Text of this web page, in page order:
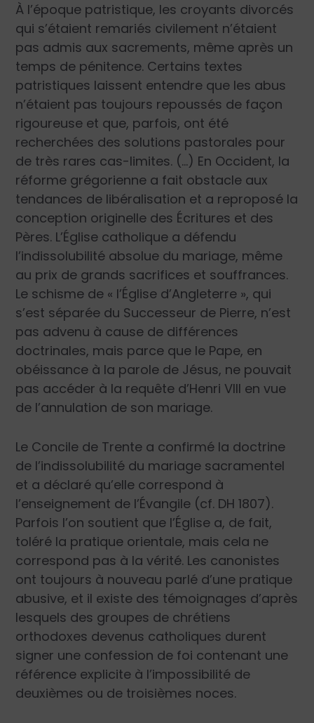
À l’époque patristique, les croyants divorcés
qui s’étaient remariés civilement n’étaient
pas admis aux sacrements, même après un
temps de pénitence. Certains textes
patristiques laissent entendre que les abus
n’étaient pas toujours repoussés de façon
rigoureuse et que, parfois, ont été
recherchées des solutions pastorales pour
de très rares cas-limites. (…) En Occident, la
réforme grégorienne a fait obstacle aux
tendances de libéralisation et a reproposé la
conception originelle des Écritures et des
Pères. L’Église catholique a défendu
l’indissolubilité absolue du mariage, même
au prix de grands sacrifices et souffrances.
Le schisme de « l’Église d’Angleterre », qui
s’est séparée du Successeur de Pierre, n’est
pas advenu à cause de différences
doctrinales, mais parce que le Pape, en
obéissance à la parole de Jésus, ne pouvait
pas accéder à la requête d’Henri VIII en vue
de l’annulation de son mariage.
Le Concile de Trente a confirmé la doctrine
de l’indissolubilité du mariage sacramentel
et a déclaré qu’elle correspond à
l’enseignement de l’Évangile (cf. DH 1807).
Parfois l’on soutient que l’Église a, de fait,
toléré la pratique orientale, mais cela ne
correspond pas à la vérité. Les canonistes
ont toujours à nouveau parlé d’une pratique
abusive, et il existe des témoignages d’après
lesquels des groupes de chrétiens
orthodoxes devenus catholiques durent
signer une confession de foi contenant une
référence explicite à l’impossibilité de
deuxièmes ou de troisièmes noces.